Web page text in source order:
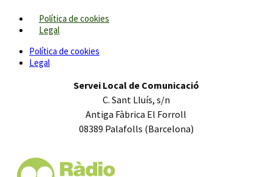
Política de cookies
Legal
Política de cookies
Legal
Servei Local de Comunicació
C. Sant Lluís, s/n
Antiga Fàbrica El Forroll
08389 Palafolls (Barcelona)